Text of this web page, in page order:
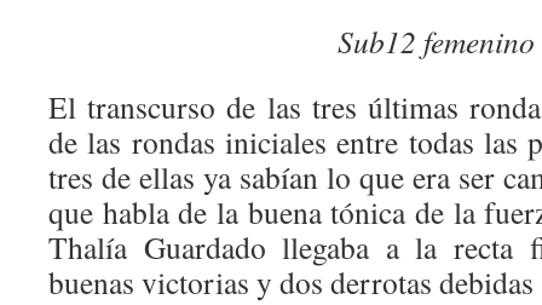
Sub12 femenino
El transcurso de las tres últimas
de las rondas iniciales entre todas las
tres de ellas ya sabían lo que era ser
que habla de la buena tónica de la
Thalía Guardado llegaba a la recta
buenas victorias y dos derrotas debidas